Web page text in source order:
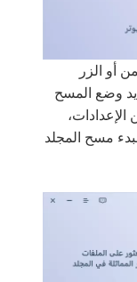
أو الزر
وضع المسح
الإعدادات،
مسح المجلد